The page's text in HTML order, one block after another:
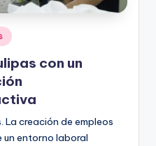
con un
creación de empleos
entorno laboral